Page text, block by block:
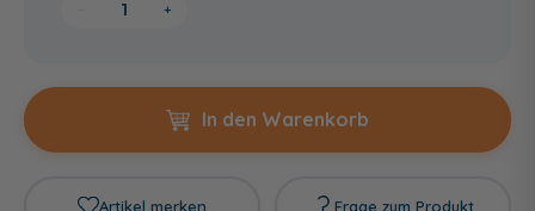
+
In den Warenkorb
Artikel merken Frage zum Produkt